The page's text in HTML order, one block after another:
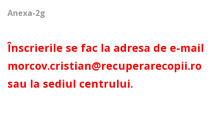
Anexa-2g
Înscrierile se fac la adresa de e-mail
morcov.cristian@recuperarecopii.ro
sau la sediul centrului.